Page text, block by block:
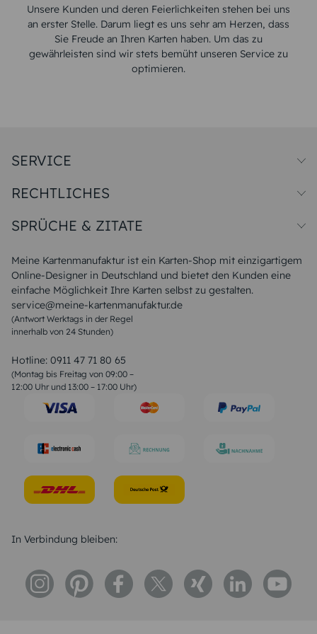
Unsere Kunden und deren Feierlichkeiten stehen bei uns
an erster Stelle. Darum liegt es uns sehr am Herzen, dass
Sie Freude an Ihren Karten haben. Um das zu
gewährleisten sind wir stets bemüht unseren Service zu
optimieren.
Meine Kartenmanufaktur ist ein Karten-Shop mit einzigartigem
Online-Designer in Deutschland und bietet den Kunden eine
einfache Möglichkeit Ihre Karten selbst zu gestalten.
service@meine-kartenmanufaktur.de
(Antwort Werktags in der Regel
innerhalb von 24 Stunden)
Hotline: 0911 47 71 80 65
(Montag bis Freitag von 09:00 –
12:00 Uhr und 13:00 – 17:00 Uhr)
SERVICE
Papiersorten
Unsere Produktion
Magazin
FAQ
RECHTLICHES
Widerrufsbelehrung
SPRÜCHE & ZITATE
Liebeskummer Sprüche
Sommer Sprüche
Muttertagssprüche
Sprüche zur Hochzeit
Sprüche zur Konfirmation & Kommunion
Weihnachtsgedichte
Liebessprüche
Geburtstagssprüche
Trauersprüche
Konfirmation Glückwünsche
In Verbindung bleiben: